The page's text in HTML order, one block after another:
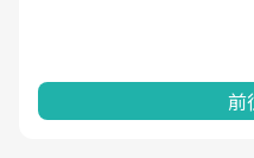
前